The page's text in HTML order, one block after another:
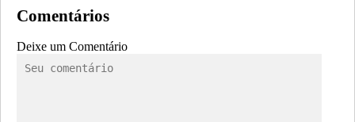
Comentários
Deixe um Comentário